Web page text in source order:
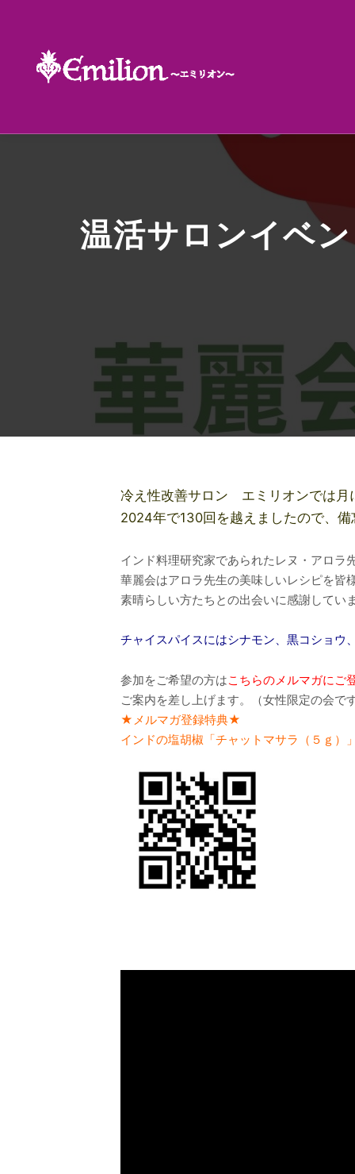
温活サロンイベ
冷え性改善サロン エミリオンでは月
2024年で130回を越えましたので、
インド料理研究家であられたレヌ・アロラ
華麗会はアロラ先生の美味しいレシピを皆
素晴らしい方たちとの出会いに感謝していま
チャイスパイスにはシナモン、黒コショウ
参加をご希望の方はこちらのメルマガにご
ご案内を差し上げます。（女性限定の会です
★メルマガ登録特典★
インドの塩胡椒「チャットマサラ（５ｇ）